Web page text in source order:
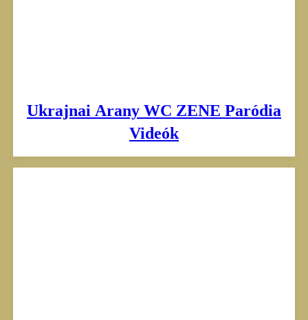
Ukrajnai Arany WC ZENE Paródia
Videók